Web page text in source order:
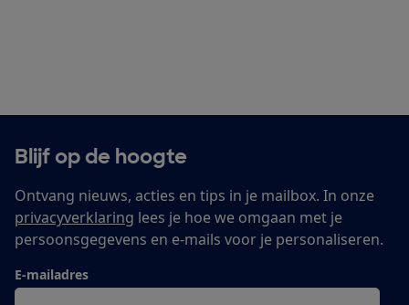
Blijf op de hoogte
Ontvang nieuws, acties en tips in je mailbox. In onze
privacyverklaring lees je hoe we omgaan met je
persoonsgegevens en e-mails voor je personaliseren.
E-mailadres